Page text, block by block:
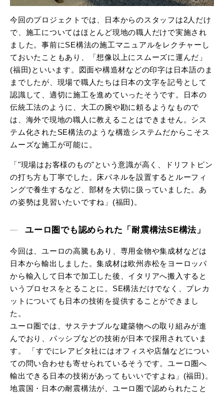
今回のプロジェクトでは、日本からのスタッフは2人だけ
で、施工についてはほとんど現地の職人だけで実施され
ました。事前にSE構法の施工マニュアルをレクチャーし
ておいたこともあり、「想像以上にスムーズに運んだ」
(福田)といいます。図面や構造材などの印字は日本語のま
までしたが、現場で職人たちは日本の文字を記号として
認識して、適切に施工を進めていったそうです。日本の
伝統工法のように、大工の腕や勘に頼るようなもので
は、海外で現地の職人に教えることはできません。シス
テム化されたSE構法のような構造システムだからこそス
ムーズな施工が可能に。
「"現場はお客様のもの"という意識が高く、ドリフトピン
の打ち方も丁寧でした。床パネルを設置するとルーフィ
ングで養生するなど、部材を大切に扱っていました。あ
の姿勢は見習いたいですね」(福田)。
ユーロ圏でも認められた「耐震構法SE構法」
今回は、ユーロの高騰もあり、専用金物や集成材などは
日本から輸出しました。集成材は欧州赤松をヨーロッパ
から輸入して日本で加工した後、イタリアへ搬入すると
いうプロセスをとることに。SE構法だけでなく、プレカ
ットについても日本の技術を提供することができまし
た。
ユーロ圏では、サステナブルな建築物への取り組みが進
んでおり、パッシブなどの技術が日本で採用されていま
す。 「すでにレアビタ社にはオフィスや店舗などについ
ての問い合わせも寄せられているそうです。ユーロ圏へ
輸出できる日本の技術があってもいいですよね」(福田)。
地震国・日本の耐震構法が、ユーロ圏で認められたこと